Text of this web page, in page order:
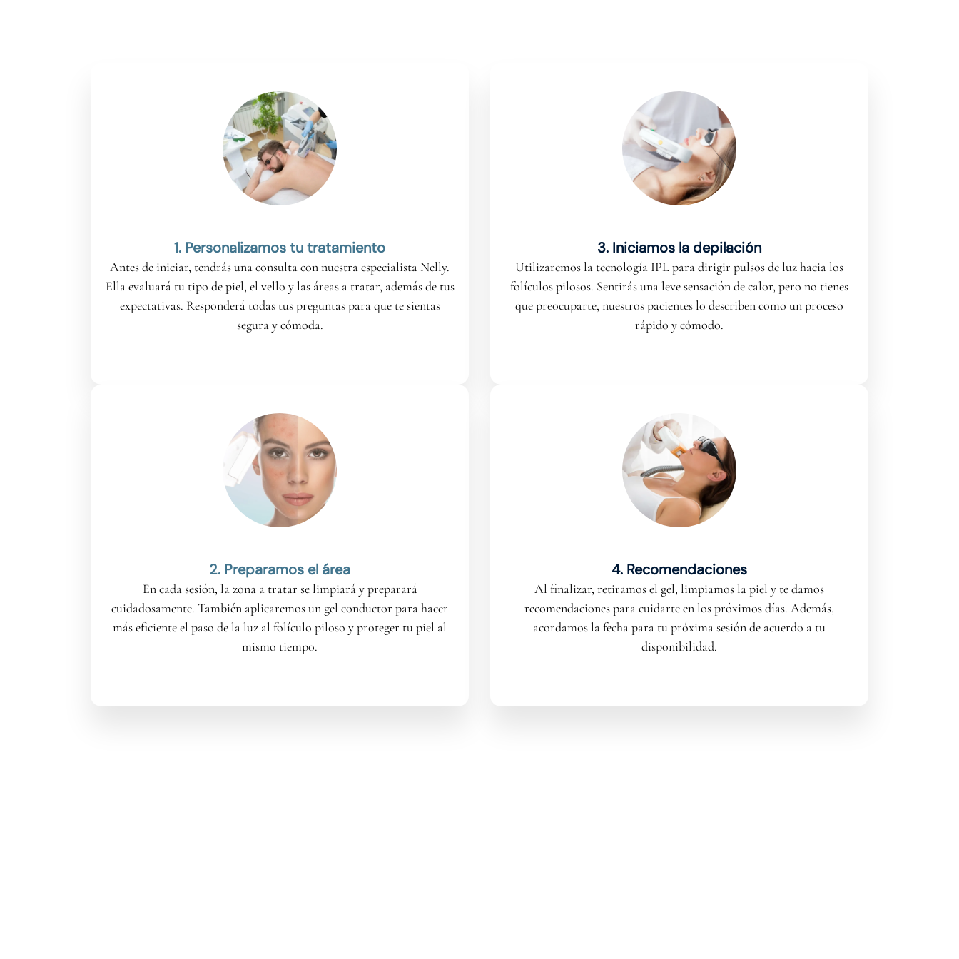
1. Personalizamos tu tratamiento
Antes de iniciar, tendrás una consulta con nuestra especialista Nelly.
Ella evaluará tu tipo de piel, el vello y las áreas a tratar, además de tus
expectativas. Responderá todas tus preguntas para que te sientas
segura y cómoda.
2. Preparamos el área
En cada sesión, la zona a tratar se limpiará y preparará
cuidadosamente. También aplicaremos un gel conductor para hacer
más eficiente el paso de la luz al folículo piloso y proteger tu piel al
mismo tiempo.
3. Iniciamos la depilación
Utilizaremos la tecnología IPL para dirigir pulsos de luz hacia los
folículos pilosos. Sentirás una leve sensación de calor, pero no tienes
que preocuparte, nuestros pacientes lo describen como un proceso
rápido y cómodo.
4. Recomendaciones
Al finalizar, retiramos el gel, limpiamos la piel y te damos
recomendaciones para cuidarte en los próximos días. Además,
acordamos la fecha para tu próxima sesión de acuerdo a tu
disponibilidad.